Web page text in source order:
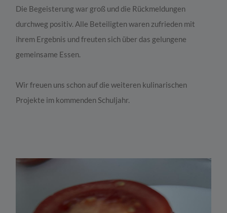
Die Begeisterung war groß und die Rückmeldungen
durchweg positiv. Alle Beteiligten waren zufrieden mit
ihrem Ergebnis und freuten sich über das gelungene
gemeinsame Essen.
Wir freuen uns schon auf die weiteren kulinarischen
Projekte im kommenden Schuljahr.